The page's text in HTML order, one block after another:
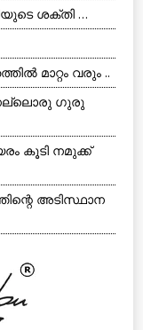
ശക്തി …
മാറ്റം വരും ..
നല്ലൊരു ഗുരു
കൂടി നമുക്ക്
അടിസ്ഥാന